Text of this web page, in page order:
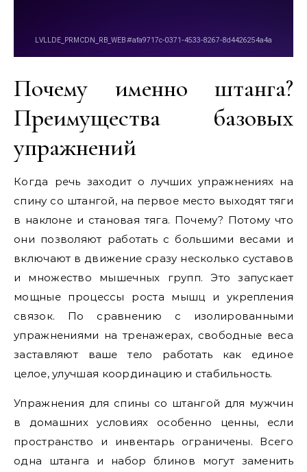
Почему именно штанга?
Преимущества базовых
упражнений
Когда речь заходит о лучших упражнениях на
спину со штангой, на первое место выходят тяги
в наклоне и становая тяга. Почему? Потому что
они позволяют работать с большими весами и
включают в движение сразу несколько суставов
и множество мышечных групп. Это запускает
мощные процессы роста мышц и укрепления
связок. По сравнению с изолированными
упражнениями на тренажерах, свободные веса
заставляют ваше тело работать как единое
целое, улучшая координацию и стабильность.
Упражнения для спины со штангой для мужчин
в домашних условиях особенно ценны, если
пространство и инвентарь ограничены. Всего
одна штанга и набор блинов могут заменить